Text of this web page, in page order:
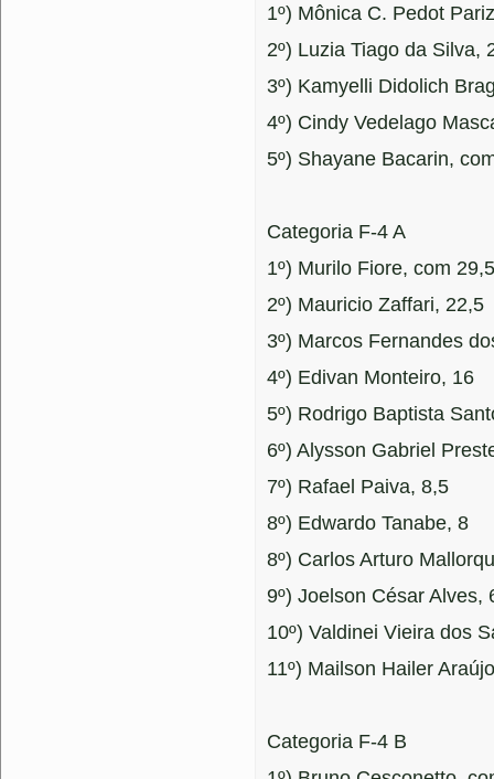
1º) Mônica C. Pedot
2º) Luzia Tiago da Silva,
3º) Kamyelli Didolich
4º) Cindy Vedelago
5º) Shayane Bacarin,
Categoria F-4 A
1º) Murilo Fiore, com
2º) Mauricio Zaffari, 22,5
3º) Marcos Fernandes
4º) Edivan Monteiro, 16
5º) Rodrigo Baptista
6º) Alysson Gabriel
7º) Rafael Paiva, 8,5
8º) Edwardo Tanabe, 8
8º) Carlos Arturo
9º) Joelson César Alves,
10º) Valdinei Vieira dos
11º) Mailson Hailer
Categoria F-4 B